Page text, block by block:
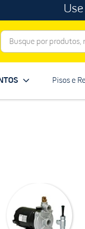
Busque por produtos,
Pisos e
1 º porcelanato
2º telha
vaso sanitário
telhas